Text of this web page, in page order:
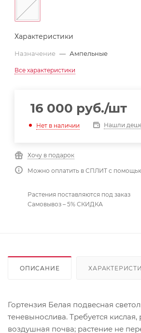
Характеристики
Назначение — Ампельные
Все характеристики
16 000 руб./шт
Нет в наличии Нашли
Хочу в подарок
Можно оплатить в СПЛИТ с
Растения поставляются под заказ
Самовывоз – 5% СКИДКА
ОПИСАНИЕ
Гортензия Белая подвесная
теневынослива. Требуется кислая,
воздушная почва; растение не